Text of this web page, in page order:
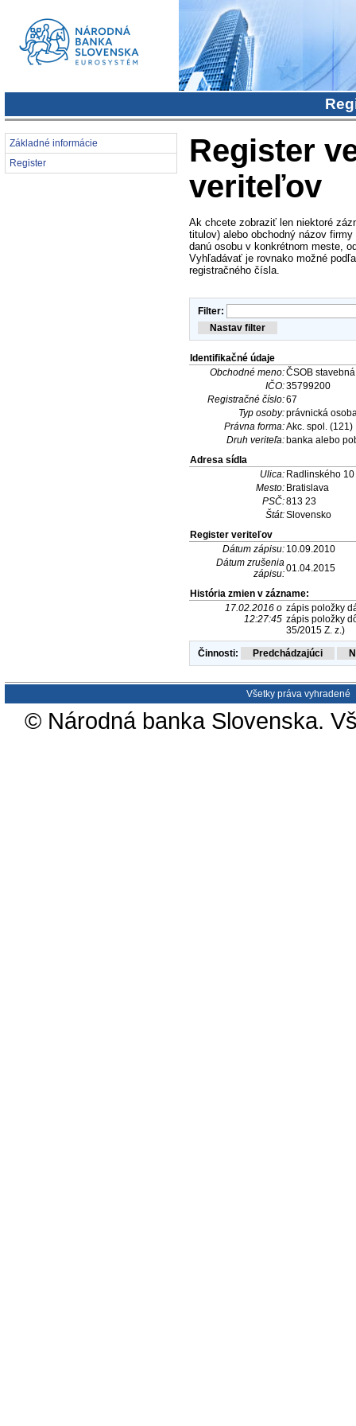
Základné informácie
Register
Register
veriteľov
Ak chcete zobraziť len niektoré
titulov) alebo obchodný názov
danú osobu v konkrétnom meste,
Vyhľadávať je rovnako možné
registračného čísla.
Filter:
Identifikačné údaje
Obchodné meno:ČSOB
IČO:35799200
Registračné číslo:67
Typ osoby:právnická
Právna forma:Akc. spol. (121)
Druh veriteľa: banka alebo
Adresa sídla
Ulica: Radlinského 10
Mesto: Bratislava
PSČ:813 23
Štát:Slovensko
Register veriteľov
Dátum zápisu: 10.09.2010
Dátum zrušenia
zápisu:01.04.2015
História zmien v zázname:
17.02.2016 o
12:27:45
zápis položky
zápis položky
35/2015 Z. z.)
Činnosti:
Všetky práva vyhradené
© Národná banka Slovenska.